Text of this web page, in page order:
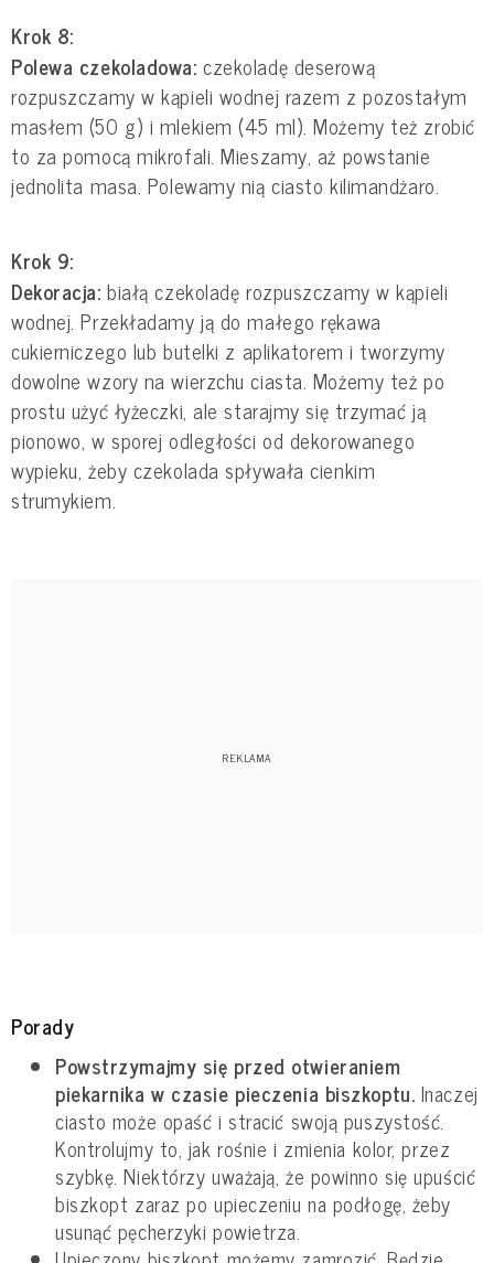
Krok 8:
Polewa czekoladowa: czekoladę deserową
rozpuszczamy w kąpieli wodnej razem z pozostałym
masłem (50 g) i mlekiem (45 ml). Możemy też zrobić
to za pomocą mikrofali. Mieszamy, aż powstanie
jednolita masa. Polewamy nią ciasto kilimandżaro.
Krok 9:
Dekoracja: białą czekoladę rozpuszczamy w kąpieli
wodnej. Przekładamy ją do małego rękawa
cukierniczego lub butelki z aplikatorem i tworzymy
dowolne wzory na wierzchu ciasta. Możemy też po
prostu użyć łyżeczki, ale starajmy się trzymać ją
pionowo, w sporej odległości od dekorowanego
wypieku, żeby czekolada spływała cienkim
strumykiem.
Porady
Powstrzymajmy się przed otwieraniem
piekarnika w czasie pieczenia biszkoptu. Inaczej
ciasto może opaść i stracić swoją puszystość.
Kontrolujmy to, jak rośnie i zmienia kolor, przez
szybkę. Niektórzy uważają, że powinno się upuścić
biszkopt zaraz po upieczeniu na podłogę, żeby
usunąć pęcherzyki powietrza.